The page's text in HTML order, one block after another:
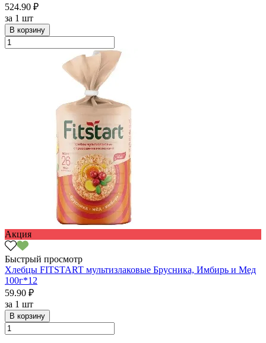
524.90 ₽
за 1 шт
В корзину
Акция
Быстрый просмотр
Хлебцы FITSTART мультизлаковые Брусника, Имбирь и Мед
100г*12
59.90 ₽
за 1 шт
В корзину